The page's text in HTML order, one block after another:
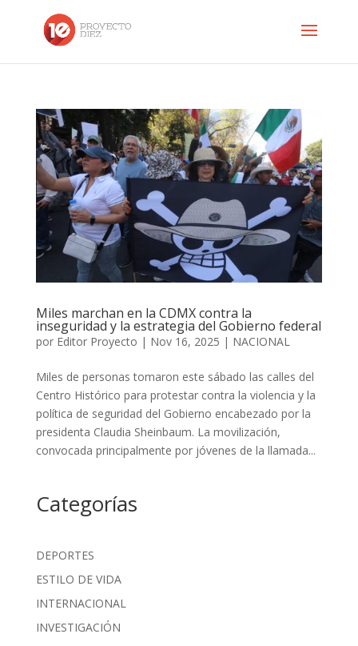
Miles marchan en la CDMX contra la
inseguridad y la estrategia del Gobierno federal
por Editor Proyecto | Nov 16, 2025 | NACIONAL
Miles de personas tomaron este sábado las calles del
Centro Histórico para protestar contra la violencia y la
política de seguridad del Gobierno encabezado por la
presidenta Claudia Sheinbaum. La movilización,
convocada principalmente por jóvenes de la llamada...
Categorías
DEPORTES
ESTILO DE VIDA
INTERNACIONAL
INVESTIGACIÓN